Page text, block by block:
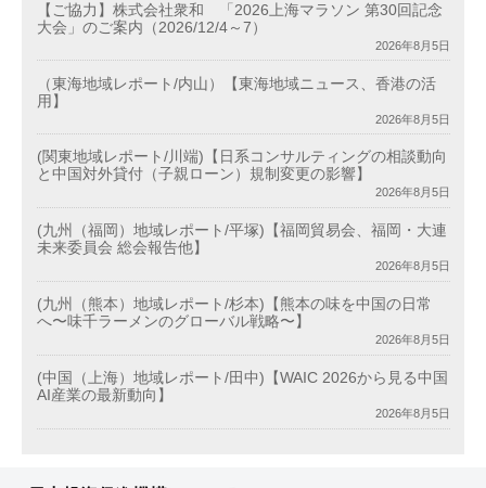
【ご協力】株式会社衆和 「2026上海マラソン 第30回記念
大会」のご案内（2026/12/4～7）
2026年8月5日
（東海地域レポート/内山）【東海地域ニュース、香港の活
用】
2026年8月5日
(関東地域レポート/川端)【日系コンサルティングの相談動向
と中国対外貸付（子親ローン）規制変更の影響】
2026年8月5日
(九州（福岡）地域レポート/平塚)【福岡貿易会、福岡・大連
未来委員会 総会報告他】
2026年8月5日
(九州（熊本）地域レポート/杉本)【熊本の味を中国の日常
へ〜味千ラーメンのグローバル戦略〜】
2026年8月5日
(中国（上海）地域レポート/田中)【WAIC 2026から見る中国
AI産業の最新動向】
2026年8月5日